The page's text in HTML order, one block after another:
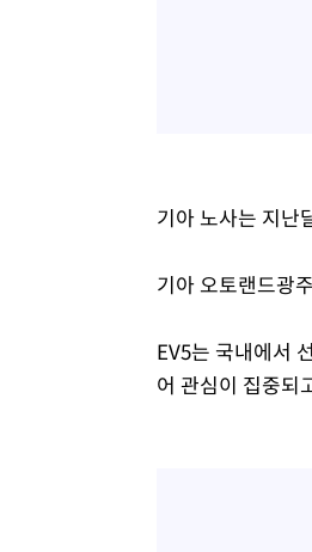
기아 노사는 지난
기아 오토랜드광
EV5는 국내에서
어 관심이 집중되